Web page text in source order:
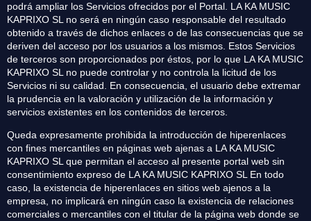
podrá ampliar los Servicios ofrecidos por el Portal. LA KA MUSIC
KAPRIXO SL no será en ningún caso responsable del resultado
obtenido a través de dichos enlaces o de las consecuencias que se
deriven del acceso por los usuarios a los mismos. Estos Servicios
de terceros son proporcionados por éstos, por lo que LA KA MUSIC
KAPRIXO SL no puede controlar y no controla la licitud de los
Servicios ni su calidad. En consecuencia, el usuario debe extremar
la prudencia en la valoración y utilización de la información y
servicios existentes en los contenidos de terceros.
Queda expresamente prohibida la introducción de hiperenlaces
con fines mercantiles en páginas web ajenas a LA KA MUSIC
KAPRIXO SL que permitan el acceso al presente portal web sin
consentimiento expreso de LA KA MUSIC KAPRIXO SL En todo
caso, la existencia de hiperenlaces en sitios web ajenos a la
empresa, no implicará en ningún caso la existencia de relaciones
comerciales o mercantiles con el titular de la página web donde se